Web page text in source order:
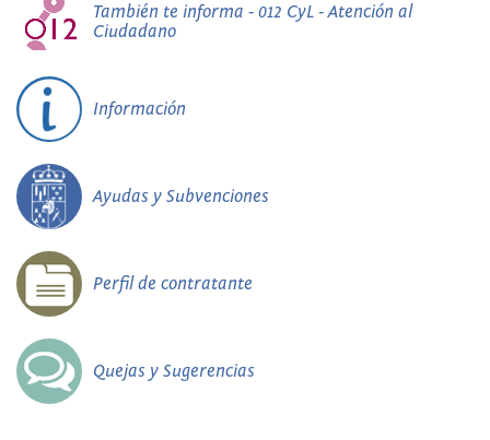
También te informa - 012 CyL - Atención al
Ciudadano
Información
Ayudas y Subvenciones
Perfil de contratante
Quejas y Sugerencias